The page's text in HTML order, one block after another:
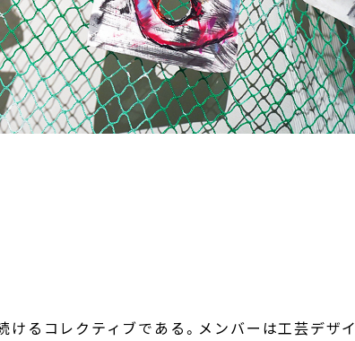
るコレクティブである。メンバーは工芸デザイ